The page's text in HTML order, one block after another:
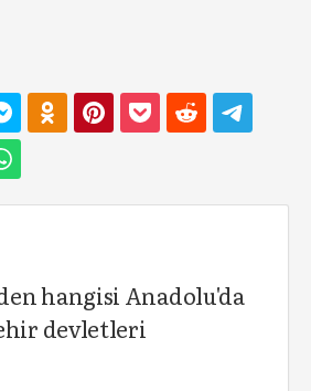
hangisi Anadolu'da
devletleri